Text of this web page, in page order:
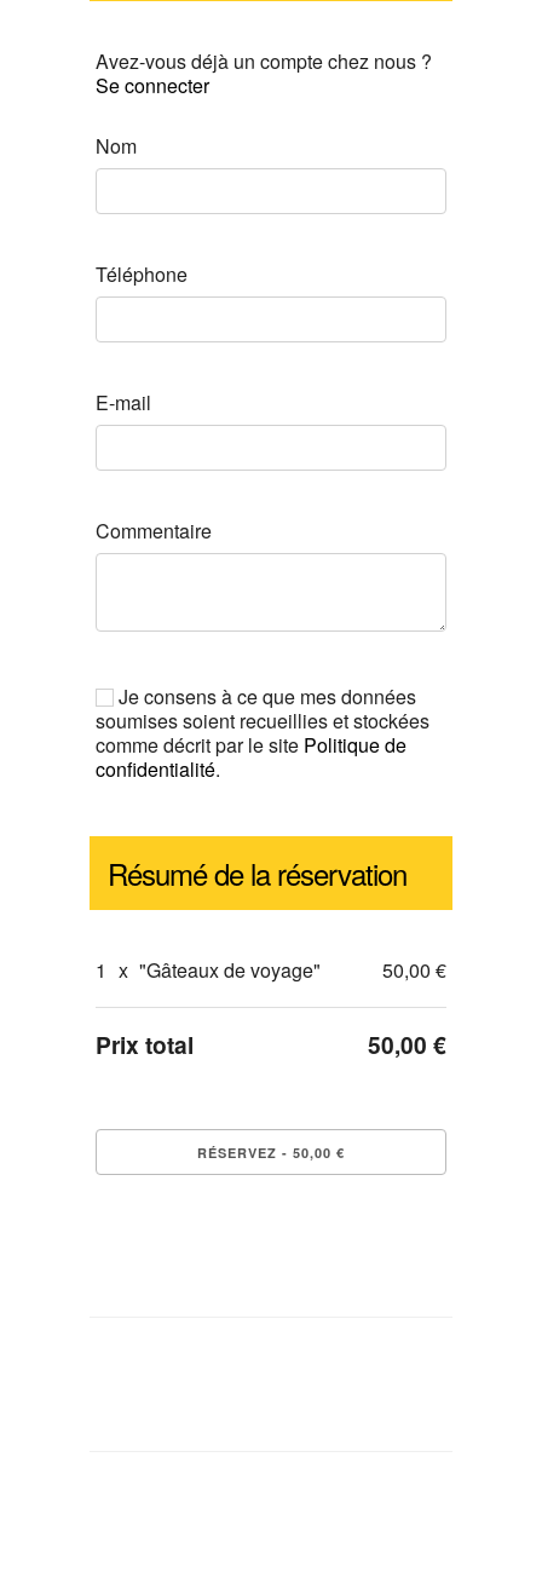
Avez-vous déjà un compte chez nous ?
Se connecter
Nom
Téléphone
E-mail
Commentaire
Je consens à ce que mes données
soumises soient recueillies et stockées
comme décrit par le site Politique de
confidentialité.
Résumé de la réservation
1 x "Gâteaux de voyage" 50,00 €
Prix total 50,00 €